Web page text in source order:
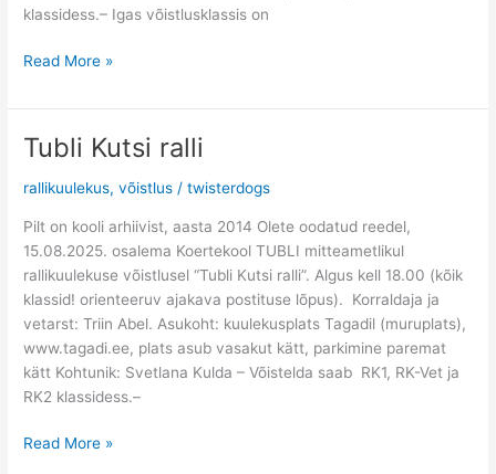
klassidess.– Igas võistlusklassis on
Read More »
Tubli Kutsi ralli
rallikuulekus,võistlus /twisterdogs
Pilt on kooli arhiivist, aasta 2014 Olete oodatud reedel,
15.08.2025. osalema Koertekool TUBLI mitteametlikul
rallikuulekuse võistlusel “Tubli Kutsi ralli”. Algus kell 18.00 (kõik
klassid! orienteeruv ajakava postituse lõpus). Korraldaja ja
vetarst: Triin Abel. Asukoht: kuulekusplats Tagadil (muruplats),
www.tagadi.ee, plats asub vasakut kätt, parkimine paremat
kätt Kohtunik: Svetlana Kulda – Võistelda saab RK1, RK-Vet ja
RK2 klassidess.–
Tubli
ralli
Read More »